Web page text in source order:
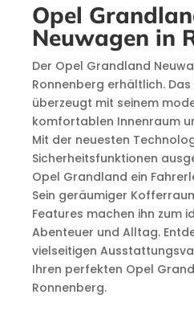
Opel
Neuwagen in
Der Opel Grandland
Ronnenberg erhältlich.
überzeugt mit seinem
komfortablen Innenraum
Mit der neuesten
Sicherheitsfunktionen
Opel Grandland ein
Sein geräumiger
Features machen ihn zum
Abenteuer und Alltag.
vielseitigen
Ihren perfekten Opel
Ronnenberg.